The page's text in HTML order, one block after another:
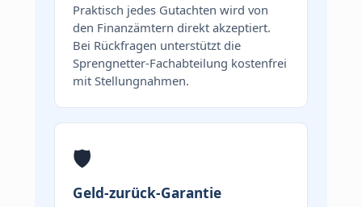
Praktisch jedes Gutachten wird von
den Finanzämtern direkt akzeptiert.
Bei Rückfragen unterstützt die
Sprengnetter-Fachabteilung kostenfrei
mit Stellungnahmen.
🛡️
Geld-zurück-Garantie